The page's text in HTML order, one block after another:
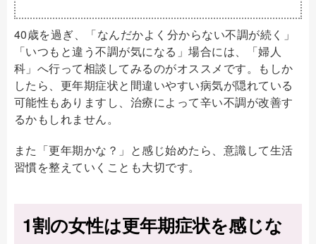
40歳を過ぎ、「なんだかよく分からない不調が続く」
「いつもと違う不調が気になる」場合には、「婦人
科」へ行って相談してみるのがオススメです。もしか
したら、更年期症状と間違いやすい病気が隠れている
可能性もありますし、治療によって辛い不調が改善す
るかもしれません。
また「更年期かな？」と感じ始めたら、意識して生活
習慣を整えていくことも大切です。
1割の女性は更年期症状を感じな